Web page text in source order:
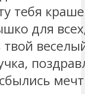
тебя
для